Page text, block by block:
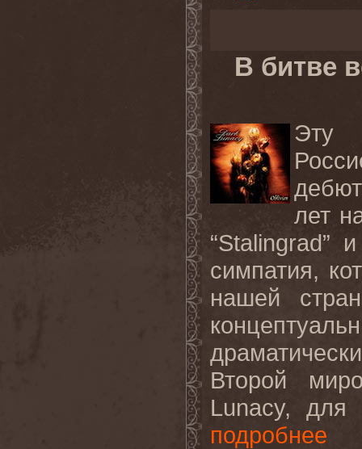
В битве
Эту
лет
“Stalingrad”
симпатия,
нашей
Второй
Lunacy, для
подробнее